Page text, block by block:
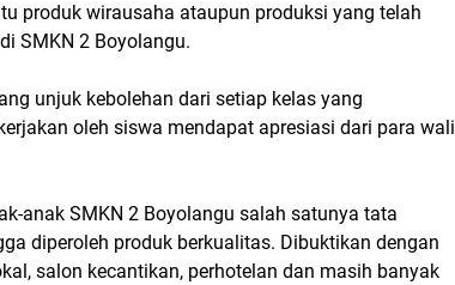
produk wirausaha ataupun produksi yang telah
SMKN 2 Boyolangu.
unjuk kebolehan dari setiap kelas yang
oleh siswa mendapat apresiasi dari para wali
anak SMKN 2 Boyolangu salah satunya tata
diperoleh produk berkualitas. Dibuktikan dengan
salon kecantikan, perhotelan dan masih banyak